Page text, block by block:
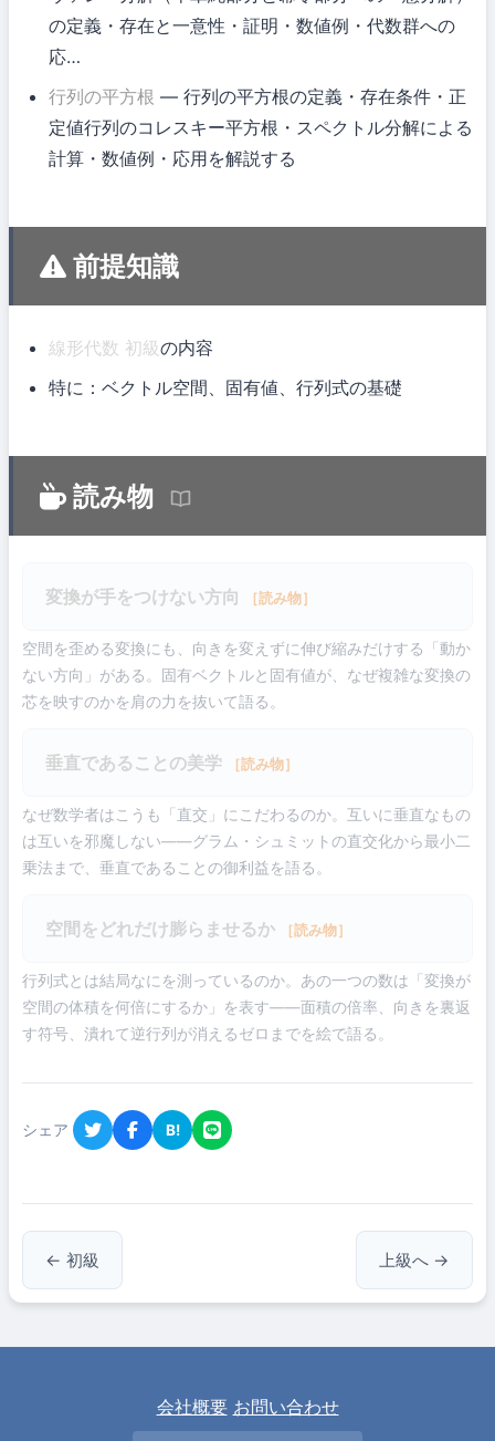
の定義・存在と一意性・証明・数値例・代数群への
応…
行列の平方根 — 行列の平方根の定義・存在条件・正
定値行列のコレスキー平方根・スペクトル分解による
計算・数値例・応用を解説する
前提知識
線形代数 初級の内容
特に：ベクトル空間、固有値、行列式の基礎
読み物
変換が手をつけない方向 ［読み物］
空間を歪める変換にも、向きを変えずに伸び縮みだけする「動か
ない方向」がある。固有ベクトルと固有値が、なぜ複雑な変換の
芯を映すのかを肩の力を抜いて語る。
垂直であることの美学 ［読み物］
なぜ数学者はこうも「直交」にこだわるのか。互いに垂直なもの
は互いを邪魔しない――グラム・シュミットの直交化から最小二
乗法まで、垂直であることの御利益を語る。
空間をどれだけ膨らませるか ［読み物］
行列式とは結局なにを測っているのか。あの一つの数は「変換が
空間の体積を何倍にするか」を表す――面積の倍率、向きを裏返
す符号、潰れて逆行列が消えるゼロまでを絵で語る。
シェア B!
← 初級 上級へ →
会社概要 お問い合わせ